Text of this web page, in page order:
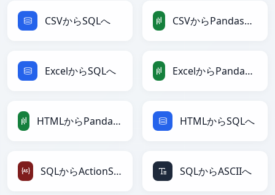
CSVからSQLへ CSVからPandasDataFrameへ
ExcelからSQLへ ExcelからPandasDataFrameへ
HTMLからPandasDataFrameへ HTMLからSQLへ
SQLからActionScriptへ SQLからASCIIへ